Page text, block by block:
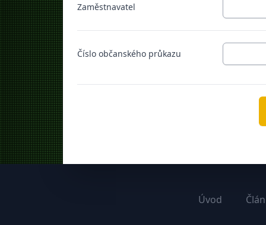
Zaměstnavatel
Číslo občanského průkazu
Úvod